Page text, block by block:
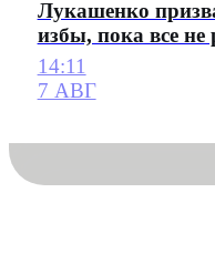
Лукашенко
избы, пока все не
14:11
7 АВГ